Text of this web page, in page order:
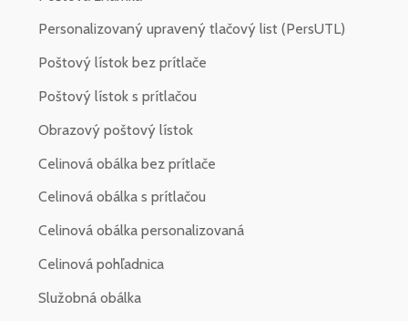
Personalizovaný upravený tlačový list (PersUTL)
Poštový lístok bez prítlače
Poštový lístok s prítlačou
Obrazový poštový lístok
Celinová obálka bez prítlače
Celinová obálka s prítlačou
Celinová obálka personalizovaná
Celinová pohľadnica
Služobná obálka